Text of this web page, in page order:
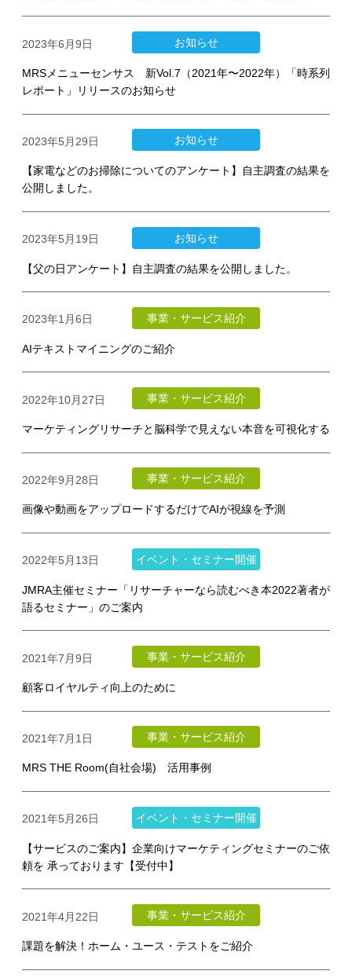
2023年6月9日 お知らせ
MRSメニューセンサス 新Vol.7（2021年〜2022年）「時系列
レポート」リリースのお知らせ
2023年5月29日 お知らせ
【家電などのお掃除についてのアンケート】自主調査の結果を
公開しました。
2023年5月19日 お知らせ
【父の日アンケート】自主調査の結果を公開しました。
2023年1月6日 事業・サービス紹介
AIテキストマイニングのご紹介
2022年10月27日 事業・サービス紹介
マーケティングリサーチと脳科学で見えない本音を可視化する
2022年9月28日 事業・サービス紹介
画像や動画をアップロードするだけでAIが視線を予測
2022年5月13日 イベント・セミナー開催
JMRA主催セミナー「リサーチャーなら読むべき本2022著者が
語るセミナー」のご案内
2021年7月9日 事業・サービス紹介
顧客ロイヤルティ向上のために
2021年7月1日 事業・サービス紹介
MRS THE Room(自社会場) 活用事例
2021年5月26日 イベント・セミナー開催
【サービスのご案内】企業向けマーケティングセミナーのご依
頼を 承っております【受付中】
2021年4月22日 事業・サービス紹介
課題を解決！ホーム・ユース・テストをご紹介